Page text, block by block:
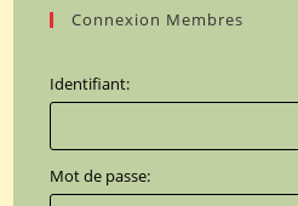
Connexion Membres
Identifiant:
Mot de passe: